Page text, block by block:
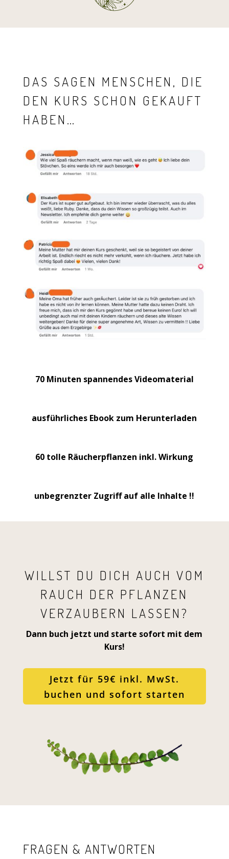
DAS SAGEN MENSCHEN, DIE
DEN KURS SCHON GEKAUFT
HABEN…
70 Minuten spannendes Videomaterial
ausführliches Ebook zum Herunterladen
60 tolle Räucherpflanzen inkl. Wirkung
unbegrenzter Zugriff auf alle Inhalte !!
WILLST DU DICH AUCH VOM
RAUCH DER PFLANZEN
VERZAUBERN LASSEN?
Dann buch jetzt und starte sofort mit dem
Kurs!
Jetzt für 59€ inkl. MwSt.
buchen und sofort starten
FRAGEN & ANTWORTEN